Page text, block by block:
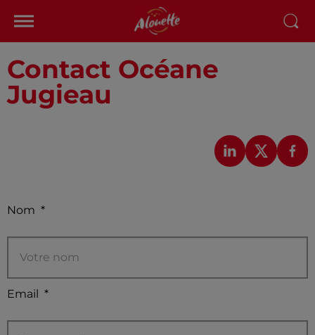
Contact Océane
Jugieau
Nom *
Email *